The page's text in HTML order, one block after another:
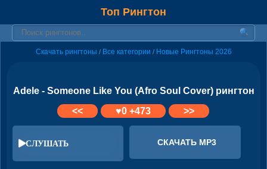
Топ Рингтон
Скачать рингтоны / Все категории / Новые Рингтоны 2026
Adele - Someone Like You (Afro Soul Cover) рингтон
<<
♥0+473 >>
СЛУШАТЬ СКАЧАТЬ MP3